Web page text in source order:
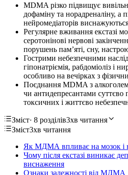
MDMA різко підвищує
дофаміну та норадреналіну, а
нейромедіаторів
Регулярне вживання екстазі
серотонінові нервові
порушень пам’яті, сну,
Гострими небезпечними
гіпонатріємія, рабдоміоліз і
особливо на вечірках з
Поєднання MDMA з
чи антидепресантами суттєво
токсичних і життєво
Зміст· 8 розділів3хв читання
Зміст3хв читання
Як МДМА впливає на мозок і
Чому після екстазі виникає
виснаження
Ознаки залежності від МДМА